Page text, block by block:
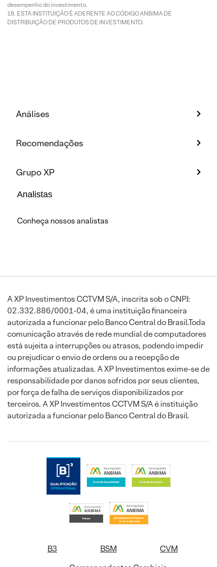
desempenho do investimento.
ESTA INSTITUIÇÃO É ADERENTE AO CÓDIGO ANBIMA DE
DISTRIBUIÇÃO DE PRODUTOS DE INVESTIMENTO.
Análises
Recomendações
Grupo XP
Analistas
Conheça nossos analistas
A XP Investimentos CCTVM S/A, inscrita sob o CNPJ:
02.332.886/0001-04, é uma instituição financeira
autorizada a funcionar pelo Banco Central do Brasil.Toda
comunicação através de rede mundial de computadores
está sujeita a interrupções ou atrasos, podendo impedir
ou prejudicar o envio de ordens ou a recepção de
informações atualizadas. A XP Investimentos exime-se de
responsabilidade por danos sofridos por seus clientes,
por força de falha de serviços disponibilizados por
terceiros. A XP Investimentos CCTVM S/A é instituição
autorizada a funcionar pelo Banco Central do Brasil.
B3 BSM
CVM